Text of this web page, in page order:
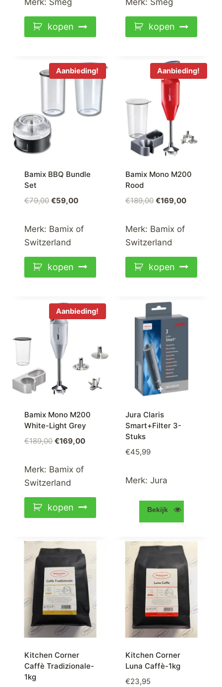
Merk: Smeg
kopen
Merk: Smeg
kopen
Aanbieding!
Bamix BBQ Bundle
Set
€79,00 Oorspronkelijke
was:
€59,00Huidige
is:
Merk: Bamix of
Switzerland
kopen
Aanbieding!
Bamix Mono M200
Rood
€189,00 Oorspronkelijke
was:
€169,00Huidige
Merk: Bamix of
Switzerland
kopen
Aanbieding!
Bamix Mono M200
White-Light Grey
€189,00 Oorspronkelijke
was:
€169,00Huidige
Merk: Bamix of
Switzerland
kopen
Jura Claris
Smart+Filter 3-
Stuks
€45,99
Merk: Jura
Bekijk
Kitchen Corner
Caffè Tradizionale-
1kg
Kitchen Corner
Luna Caffè-1kg
€23,95